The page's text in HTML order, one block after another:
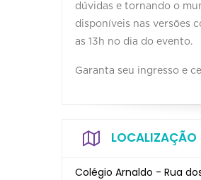
dúvidas e tornando o
disponíveis nas versões
as 13h no dia do evento.
Garanta seu ingresso e
LOCALIZAÇÃO
Colégio Arnaldo - Rua